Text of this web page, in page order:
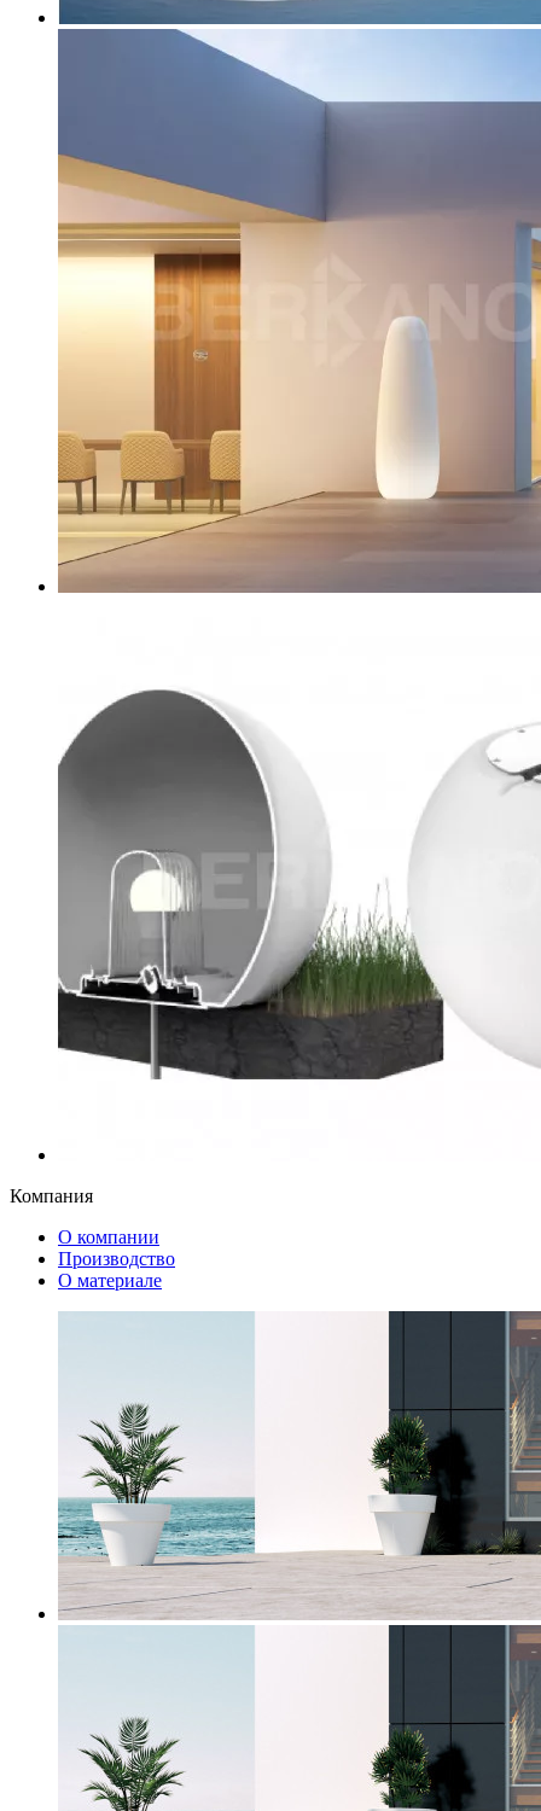
Компания
О компании
Производство
О материале